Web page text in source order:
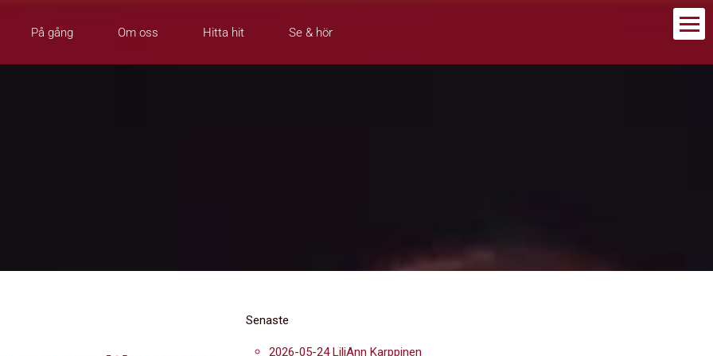
På gång Om oss Hitta hit Se & hör
Senaste
2026-05-24 LiliAnn Karppinen